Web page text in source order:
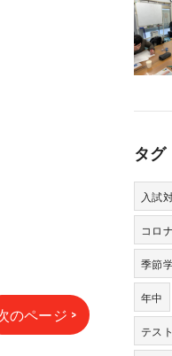
のページ >
タグ
入試
コロ
季節
年中
テス